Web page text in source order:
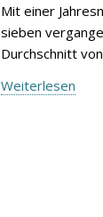
Mit einer
sieben
Durchschnitt
Weiterlesen